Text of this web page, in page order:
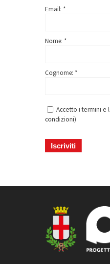
Email: *
Nome: *
Cognome: *
Accetto i termini e
condizioni)